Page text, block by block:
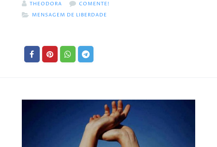
THEODORA
COMENTE!
MENSAGEM DE LIBERDADE